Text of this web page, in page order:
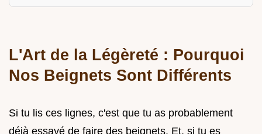
L'Art de la Légèreté : Pourquoi
Nos Beignets Sont Différents
Si tu lis ces lignes, c'est que tu as probablement
déjà essayé de faire des beignets. Et, si tu es